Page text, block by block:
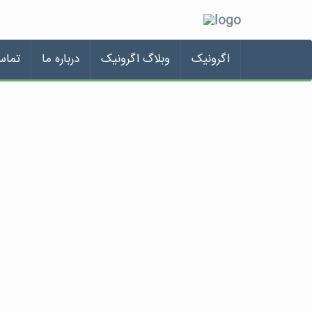
اگرونیک وبلاگ اگرونیک درباره ما